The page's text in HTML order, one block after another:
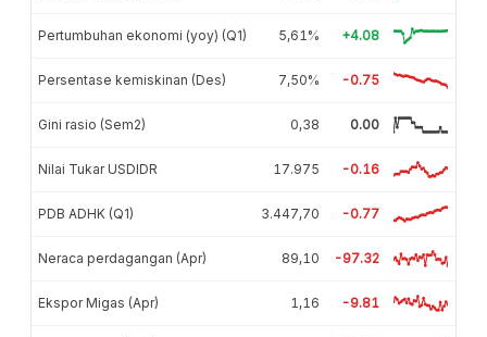
Pertumbuhan ekonomi (yoy) (Q1) 5,61% +4.08
Persentase kemiskinan (Des) 7,50% -0.75
Gini rasio (Sem2) 0,38 0.00
Nilai Tukar USDIDR 17.975 -0.16
PDB ADHK (Q1) 3.447,70 -0.77
Neraca perdagangan (Apr) 89,10 -97.32
Ekspor Migas (Apr) 1,16 -9.81